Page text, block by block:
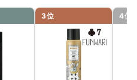
プレー｜ARIMINO Men
ホールド 170g｜THEO
ラメイクスプレー7｜Uevo
3位 4位